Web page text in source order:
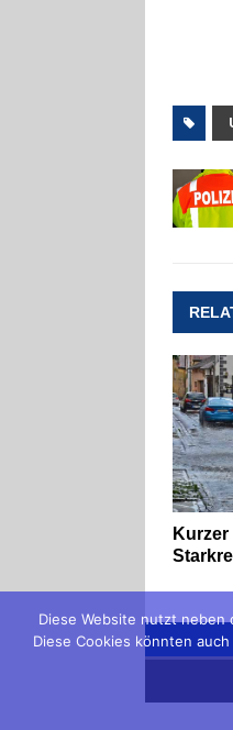
Diese Website nutzt
Diese Cookies könnten